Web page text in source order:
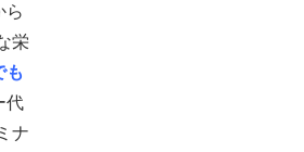
ら
栄
も
代
ナ